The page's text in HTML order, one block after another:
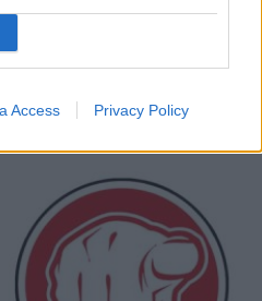
Access Privacy Policy